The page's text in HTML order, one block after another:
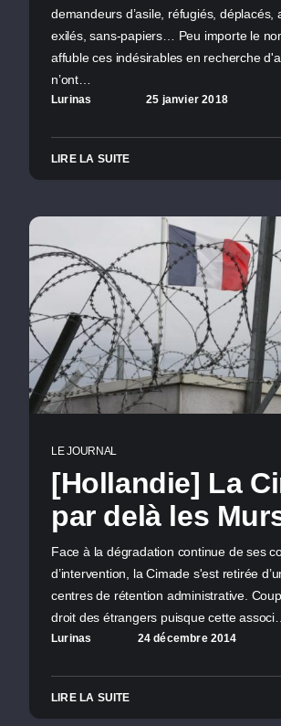
demandeurs d’asile, réfugiés, déplacés,
exilés, sans-papiers… Peu importe le
affuble ces indésirables en recherche
n’ont…
Lurinas 25 janvier 2018
LIRE LA SUITE
LE JOURNAL
[Hollandie] La
par delà les
Face à la dégradation continue de ses
d’intervention, la Cimade s'est retirée
centres de rétention administrative.
droit des étrangers puisque cette
Lurinas 24 décembre 2014
LIRE LA SUITE